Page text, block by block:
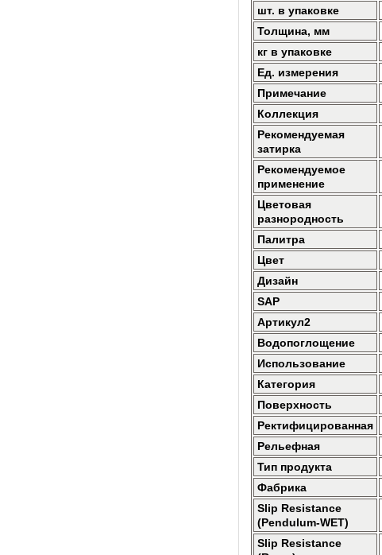
шт. в упаковке
Толщина, мм
кг в упаковке
Ед. измерения
Примечание
Коллекция
Рекомендуемая
затирка
Рекомендуемое
применение
Цветовая
разнородность
Палитра
Цвет
Дизайн
SAP
Артикул2
Водопоглощение
Использование
Категория
Поверхность
Ректифицированная
Рельефная
Тип продукта
Фабрика
Slip Resistance
(Pendulum-WET)
Slip Resistance